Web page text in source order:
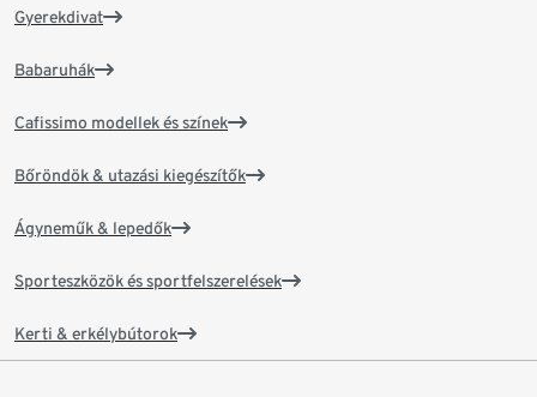
Gyerekdivat
Babaruhák
Cafissimo modellek és színek
Bőröndök & utazási kiegészítők
Ágyneműk & lepedők
Sporteszközök és sportfelszerelések
Kerti & erkélybútorok